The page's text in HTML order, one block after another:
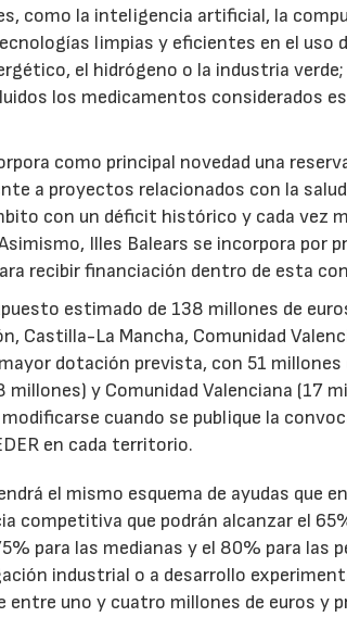
como la inteligencia artificial, la
limpias y eficientes en el uso
el hidrógeno o la industria
los medicamentos considerados
como principal novedad una
a proyectos relacionados con la
con un déficit histórico y cada vez
Illes Balears se incorpora por
recibir financiación dentro de esta
estimado de 138 millones de
Castilla-La Mancha, Comunidad
dotación prevista, con 51 millones
millones) y Comunidad Valenciana (17
cuando se publique la
en cada territorio.
el mismo esquema de ayudas que
competitiva que podrán alcanzar el
para las medianas y el 80% para las
industrial o a desarrollo
entre uno y cuatro millones de euros y